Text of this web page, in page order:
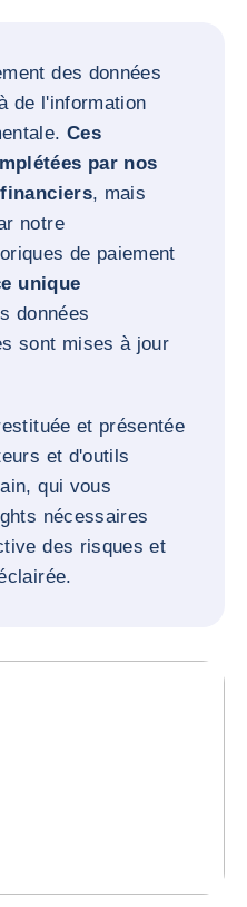
des données
de l'information
Ces
par nos
, mais
notre
de paiement
unique
données
sont mises à jour
et présentée
et d'outils
qui vous
nécessaires
des risques et